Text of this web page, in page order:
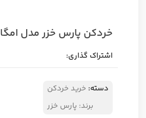
خردکن پارس خزر مدل امگا
اشتراک گذاری:
دسته: خرید خردکن
برند: پارس خزر